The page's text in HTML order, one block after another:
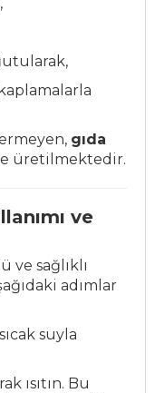
gıda
üretilmektedir.
ve
sağlıklı
adımlar
suyla
ısıtın. Bu